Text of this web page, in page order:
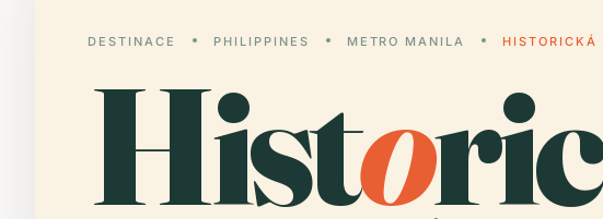
DESTINACE PHILIPPINES METRO MANILA HISTORICKÁ
Histo